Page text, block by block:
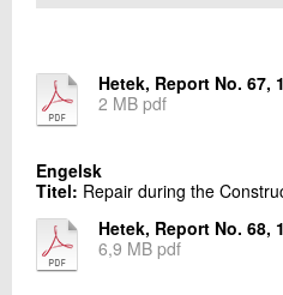
Jeg er din kontaktperson
Souschef
Beton
+45 72 20 21 83
Send e-mail
01.Projektet
04.
Delopgave 3+4 -
05.
Delopgave 5 - Udførelse
07.Delopgave 7 -
08.Delopgave 8 -
09.
Hetek, Report No. 67,
2 MB pdf
Engelsk
Titel: Repair during the
Hetek, Report No. 68,
6,9 MB pdf